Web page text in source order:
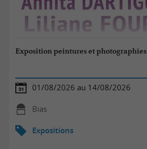
Exposition peintures et photographies
01/08/2026 au 14/08/2026
Bias
Expositions